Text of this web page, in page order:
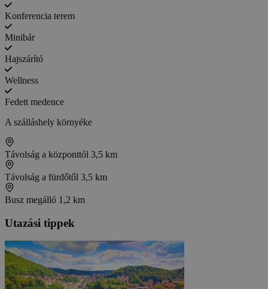
Konferencia terem
Minibár
Hajszárító
Wellness
Fedett medence
A szálláshely környéke
Távolság a központtól 3,5 km
Távolság a fürdőtől 3,5 km
Busz megálló 1,2 km
Utazási tippek